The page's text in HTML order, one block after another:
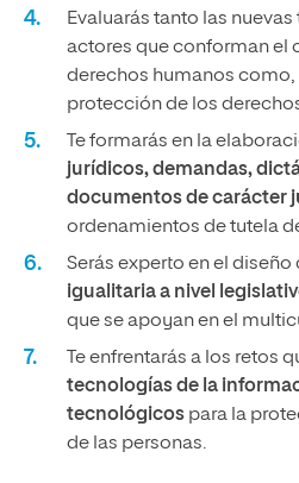
Evaluarás tanto las
actores que conforman el
derechos humanos
protección de los
Te formarás en la
jurídicos, demandas,
documentos de carácter
ordenamientos de tutela
Serás experto en el diseño
igualitaria a nivel
que se apoyan en el
Te enfrentarás a los retos
tecnologías de la
tecnológicos para la
de las personas.